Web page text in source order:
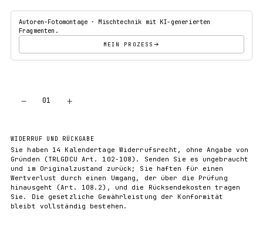
Autoren-Fotomontage · Mischtechnik mit KI-generierten
Fragmenten.
MEIN PROZESS
− 01 +
WIDERRUF UND RÜCKGABE
Sie haben 14 Kalendertage Widerrufsrecht, ohne Angabe von
Gründen (TRLGDCU Art. 102-108). Senden Sie es ungebraucht
und im Originalzustand zurück; Sie haften für einen
Wertverlust durch einen Umgang, der über die Prüfung
hinausgeht (Art. 108.2), und die Rücksendekosten tragen
Sie. Die gesetzliche Gewährleistung der Konformität
bleibt vollständig bestehen.